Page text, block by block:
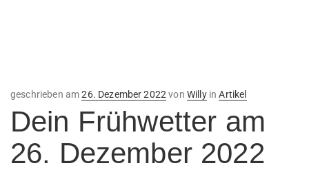
geschrieben amVeröffentlicht
am
26. Dezember 2022 von WillyinArtikel
Dein Frühwetter am
26. Dezember 2022